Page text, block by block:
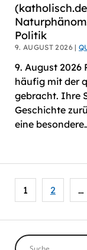
Politik
9. AUGUST 2026 |
9. August 2026
häufig mit der
gebracht. Ihre
Geschichte
eine
der
1 2 …